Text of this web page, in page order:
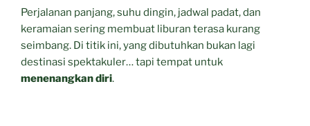
Perjalanan panjang, suhu dingin, jadwal padat, dan
keramaian sering membuat liburan terasa kurang
seimbang. Di titik ini, yang dibutuhkan bukan lagi
destinasi spektakuler… tapi tempat untuk
menenangkan diri.